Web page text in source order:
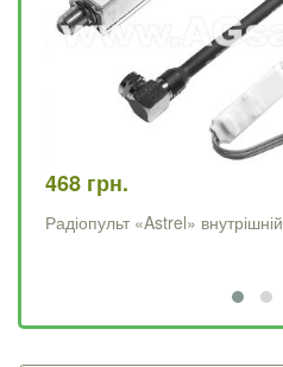
468 грн.
Радіопульт «Astrel» внутрішній